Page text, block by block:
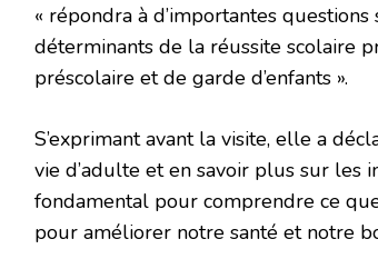
« répondra à d’importantes
déterminants de la réussite scolaire
préscolaire et de garde d’enfants ».
S’exprimant avant la visite, elle a
vie d’adulte et en savoir plus sur les
fondamental pour comprendre ce
pour améliorer notre santé et notre